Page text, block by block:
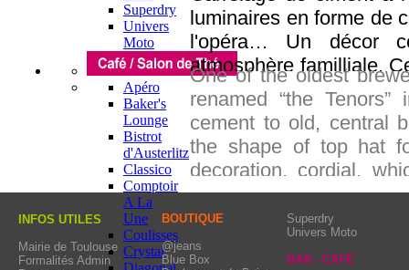
One of the oldest
renamed “the
cement to old, central
the shape of top hat
decoration, cordial,
brewery which
has a sunny terrace
idleness ! The evening,
and champagne… the
luminaires en forme de
l'opéra… Un décor
atmosphère familliale.
produits frais de
d'une vue imprenable
soir, découvrez sa
bar revêt ses habits de
une enseigne aux
Superdry
Univers
Moto
Apéro
Baker's
Lounge
Bistrot
d'Austerlitz
Classico
Comptoir
A La
Une
Coulisses
Crystal
INFOS UTILES
Mairie de Toulouse
Formalités Admin
Superdry
Univers Moto
BAR - CAFÉ
BOUTIQUE
@jeans
Blue Box